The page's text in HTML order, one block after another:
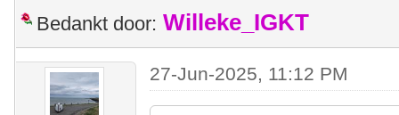
Bedankt door: Willeke_IGKT
27-Jun-2025, 11:12 PM